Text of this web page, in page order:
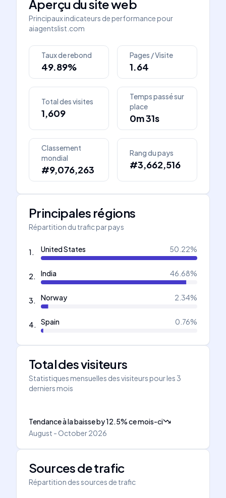
Aperçu du site web
Principaux indicateurs de performance pour
aiagentslist.com
Taux de rebond
49.89%
Pages / Visite
1.64
Total des visites
1,609
Temps passé sur
place
0m 31s
Classement
mondial
#9,076,263
Rang du pays
#3,662,516
Principales régions
Répartition du trafic par pays
1. United States 50.22%
2. India 46.68%
3. Norway 2.34%
4. Spain 0.76%
Total des visiteurs
Statistiques mensuelles des visiteurs pour les 3
derniers mois
Tendance à la baisseby12.5%ce mois-ci
August - October 2026
Sources de trafic
Répartition des sources de trafic